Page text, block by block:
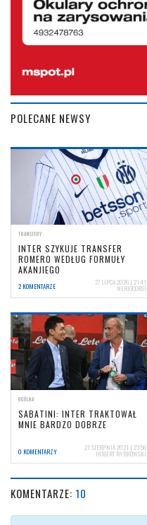
POLECANE NEWSY
TRANSFERY
INTER SZYKUJE TRANSFER
ROMERO WEDŁUG FORMUŁY
AKANJIEGO
2 KOMENTARZE 27 LIPCA 2026 | 21:41
NERIOCORSI
OGÓLNA
SABATINI: INTER TRAKTOWAŁ
MNIE BARDZO DOBRZE
0 KOMENTARZY 21 SIERPNIA 2021 | 23:56
HUBERT RYBKOWSKI
KOMENTARZE: 10